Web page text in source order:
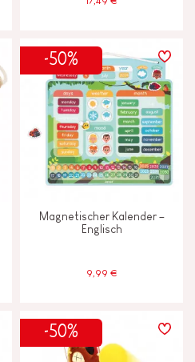
-50%
Magnetischer Kalender –
Englisch
9,99 €
-50%